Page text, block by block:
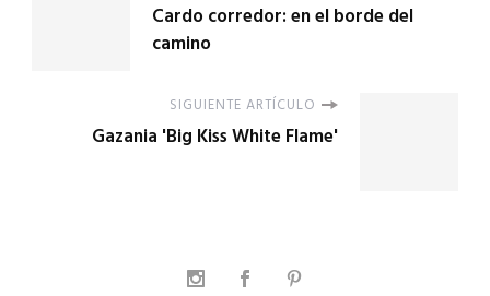
Cardo corredor: en el borde del
camino
SIGUIENTE ARTÍCULO
Gazania 'Big Kiss White Flame'